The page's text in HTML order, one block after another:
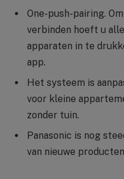
One-push-pairing.
verbinden hoeft u
apparaten in te
app.
Het systeem is
voor kleine
zonder tuin.
Panasonic is nog
van nieuwe